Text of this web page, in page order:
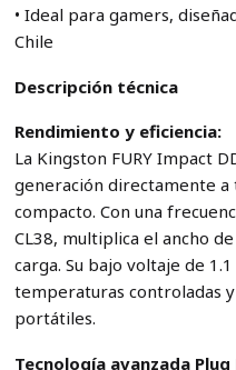
• Ideal para gamers,
Chile
Descripción técnica
Rendimiento y eficiencia:
La Kingston FURY Impact
generación directamente
compacto. Con una
CL38, multiplica el ancho
carga. Su bajo voltaje de
temperaturas controladas
portátiles.
Tecnología avanzada Plug